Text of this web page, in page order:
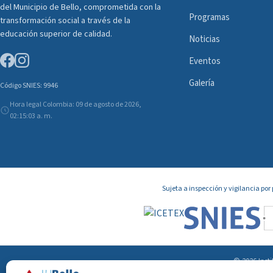
del Municipio de Bello, comprometida con la
transformación social a través de la
educación superior de calidad.
Código SNIES: 9946
Hora legal Colombia: 09 de agosto de 2026,
02:15:03 a. m.
Programas
Noticias
Eventos
Galería
Sujeta a inspección y vigilancia
© 2026